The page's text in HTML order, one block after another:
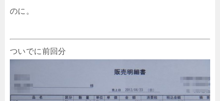
のに。
ついでに前回分